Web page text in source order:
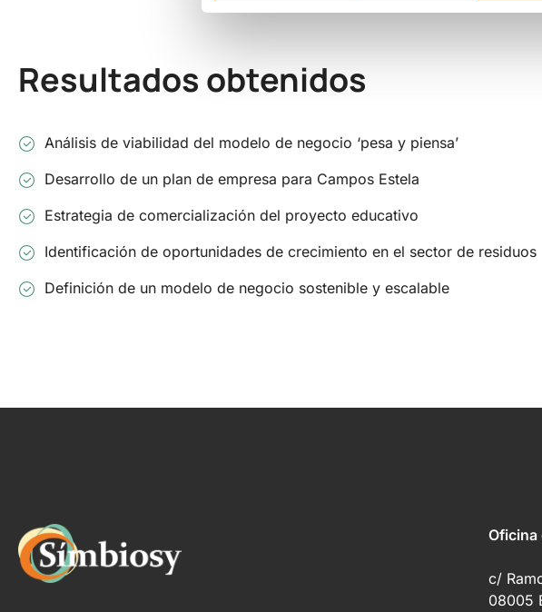
Resultados obtenidos
Análisis de viabilidad del modelo de negocio ‘pesa y piensa’
Desarrollo de un plan de empresa para Campos Estela
Estrategia de comercialización del proyecto educativo
Identificación de oportunidades de crecimiento en el sector de residuos
Definición de un modelo de negocio sostenible y escalable
Oficina
c/
08005